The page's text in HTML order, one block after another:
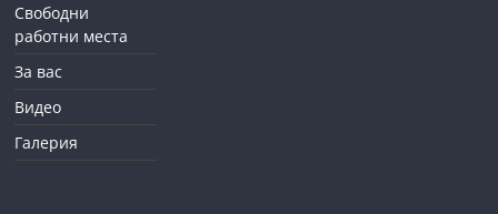
Свободни
работни места
За вас
Видео
Галерия